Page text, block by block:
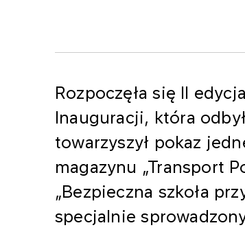
Rozpoczęła się II
Inauguracji, która
towarzyszył pokaz
magazynu „Transport
„Bezpieczna szkoła
specjalnie